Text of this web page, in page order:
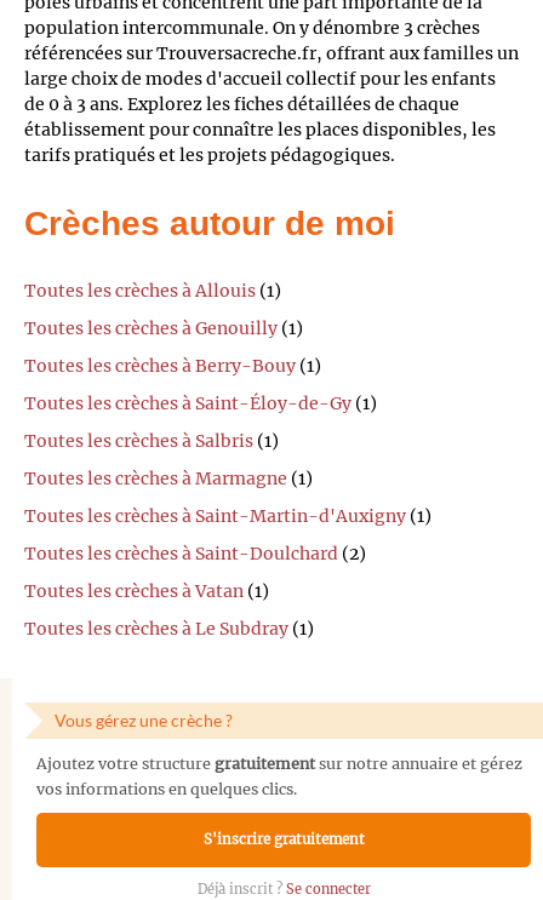
population intercommunale. On y dénombre 3 crèches
référencées sur Trouversacreche.fr, offrant aux familles un
large choix de modes d'accueil collectif pour les enfants
de 0 à 3 ans. Explorez les fiches détaillées de chaque
établissement pour connaître les places disponibles, les
tarifs pratiqués et les projets pédagogiques.
Crèches autour de moi
Toutes les crèches à Allouis (1)
Toutes les crèches à Genouilly (1)
Toutes les crèches à Berry-Bouy (1)
Toutes les crèches à Saint-Éloy-de-Gy (1)
Toutes les crèches à Salbris (1)
Toutes les crèches à Marmagne (1)
Toutes les crèches à Saint-Martin-d'Auxigny (1)
Toutes les crèches à Saint-Doulchard (2)
Toutes les crèches à Vatan (1)
Toutes les crèches à Le Subdray (1)
Vous gérez une crèche ?
Ajoutez votre structure gratuitementsur notre annuaire et gérez
vos informations en quelques clics.
S'inscrire gratuitement
Déjà inscrit ? Se connecter